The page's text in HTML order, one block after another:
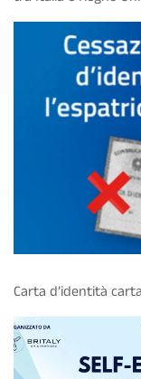
Carta d’identità